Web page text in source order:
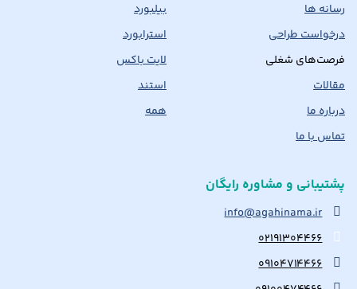
رسانه ها
درخواست طراحی
فرصت‌های شغلی
مقالات
درباره ما
تماس با ما
بیلبورد
استرابورد
لایت باکس
استند
همه
پشتیبانی و مشاوره رایگان
info@agahinama.ir
۰۲۱۹۱۳۰۴۴۶۶
۰۹۱۰۴۷۱۴۴۶۶